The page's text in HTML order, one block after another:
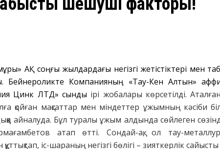
АҚ соңғы жылдардағы негізгі жетістіктері мен
Бейнероликте Компанияның «Тау-Кен Алтын»
Цинк ЛТД» сынды ірі жобалары көрсетілді.
мақсаттар мен міндеттер ұжымның кәсіби
айналуда. Бұл туралы ұжым алдында сөйлеген
атап өтті. Сондай-ақ, ол тау-
іс-шараның негізгі бөлігі – зияткерлік